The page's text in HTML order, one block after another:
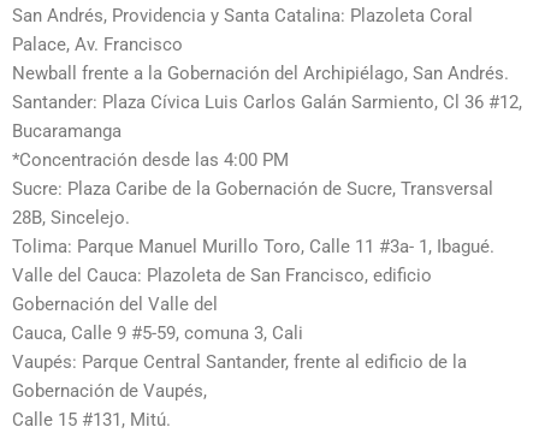
San Andrés, Providencia y Santa Catalina: Plazoleta Coral
Palace, Av. Francisco
Newball frente a la Gobernación del Archipiélago, San Andrés.
Santander: Plaza Cívica Luis Carlos Galán Sarmiento, Cl 36 #12,
Bucaramanga
*Concentración desde las 4:00 PM
Sucre: Plaza Caribe de la Gobernación de Sucre, Transversal
28B, Sincelejo.
Tolima: Parque Manuel Murillo Toro, Calle 11 #3a- 1, Ibagué.
Valle del Cauca: Plazoleta de San Francisco, edificio
Gobernación del Valle del
Cauca, Calle 9 #5-59, comuna 3, Cali
Vaupés: Parque Central Santander, frente al edificio de la
Gobernación de Vaupés,
Calle 15 #131, Mitú.